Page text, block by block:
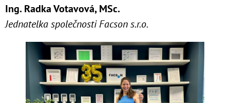
Ing. Radka Votavová, MSc.
Jednatelka společnosti Facson s.r.o.